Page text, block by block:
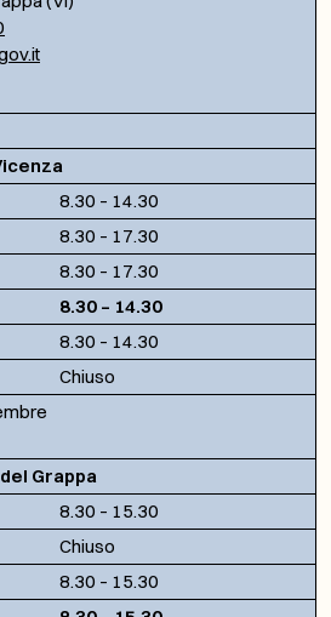
8.30 – 14.30
8.30 – 17.30
8.30 – 17.30
8.30 – 14.30
8.30 – 14.30
Chiuso
Grappa
8.30 – 15.30
Chiuso
8.30 – 15.30